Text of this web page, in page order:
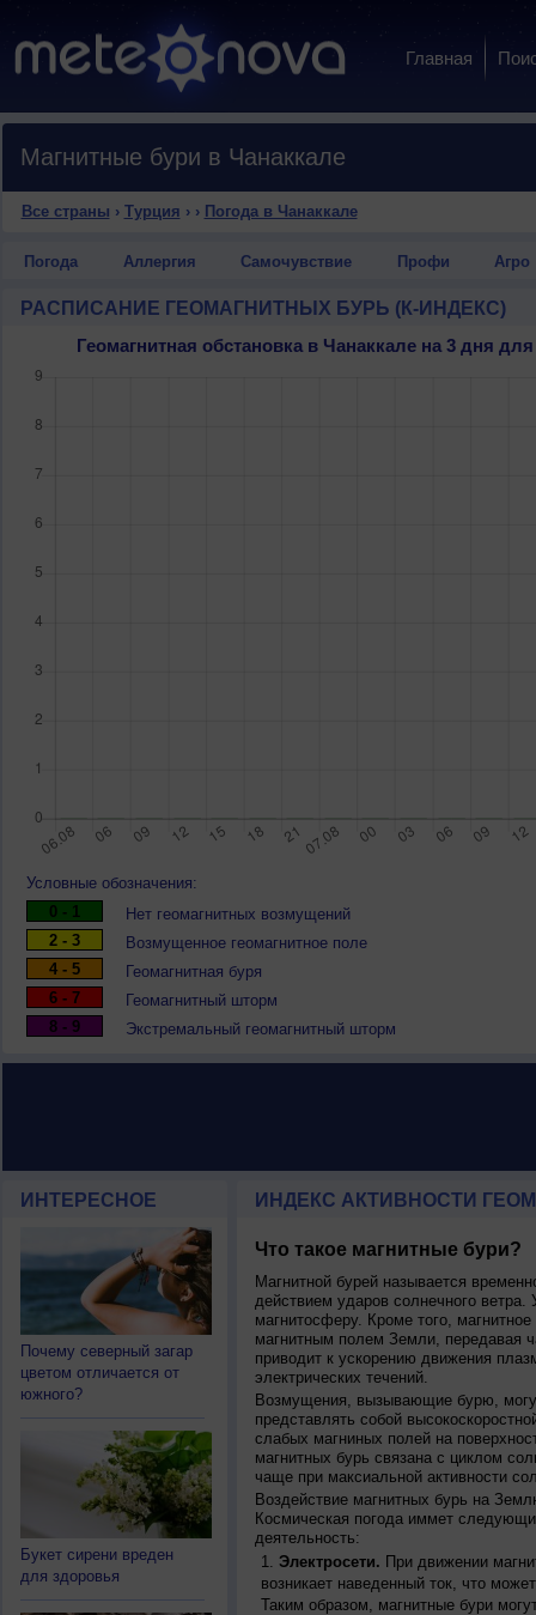
Главная
Магнитные бури в Чанаккале
Все страны › Турция › › Погода в Чанаккале
Погода Аллергия Самочувствие Профи Агро
РАСПИСАНИЕ ГЕОМАГНИТНЫХ БУРЬ (К-ИНДЕКС)
Геомагнитная обстановка в Чанаккале на 3 дня
Условные обозначения:
0 - 1
Нет геомагнитных возмущений
2 - 3
Возмущенное геомагнитное поле
4 - 5
Геомагнитная буря
6 - 7
Геомагнитный шторм
8 - 9
Экстремальный геомагнитный шторм
ИНТЕРЕСНОЕ
Почему северный загар
цветом отличается от
южного?
Букет сирени вреден
для здоровья
ИНДЕКС АКТИВНОСТИ
Что такое магнитные бури?
Магнитной бурей называется
действием ударов солнечного ветра.
магнитосферу. Кроме того,
магнитным полем Земли, передавая
приводит к ускорению движения
электрических течений.
Возмущения, вызывающие бурю,
представлять собой
слабых магниных полей на
магнитных бурь связана с циклом
чаще при максиальной активности
Воздействие магнитных бурь на
Космическая погода иммет
деятельность:
Электросети. При движении
возникает наведенный ток, что
Таким образом, магнитные бури